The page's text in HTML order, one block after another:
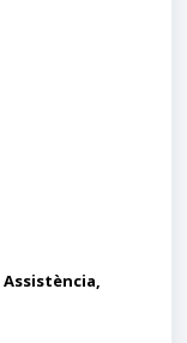
Assistència,